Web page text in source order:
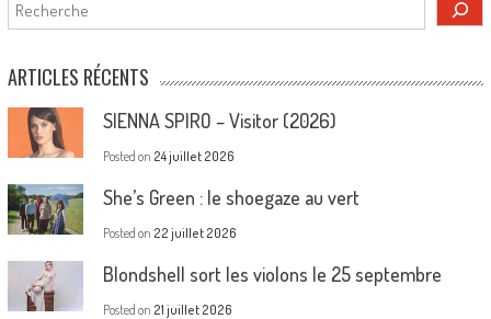
ARTICLES RÉCENTS
SIENNA SPIRO – Visitor (2026)
Posted on 24 juillet 2026
She’s Green : le shoegaze au vert
Posted on 22 juillet 2026
Blondshell sort les violons le 25 septembre
Posted on 21 juillet 2026